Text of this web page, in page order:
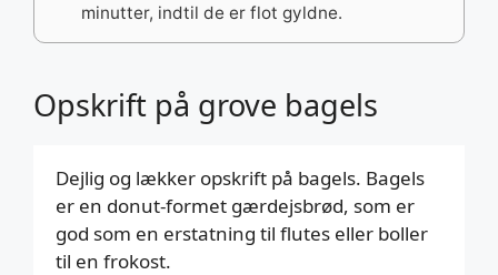
Opskrift på grove bagels
Dejlig og lækker opskrift på bagels. Bagels
er en donut-formet gærdejsbrød, som er
god som en erstatning til flutes eller boller
til en frokost.
minutter, indtil de er flot gyldne.